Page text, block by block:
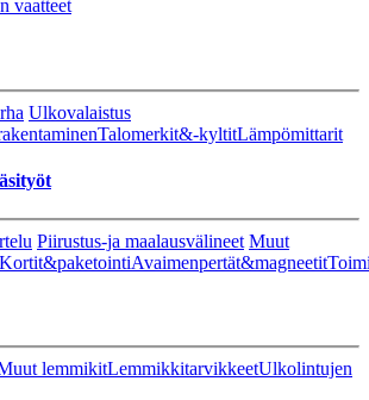
vaatteet
Ulkovalaistus
Talomerkit&-kyltitLämpömittarit
Piirustus-ja maalausvälineet Muut
Kortit&paketointiAvaimenpertät&magneetit
lemmikitLemmikkitarvikkeetUlkolintujen